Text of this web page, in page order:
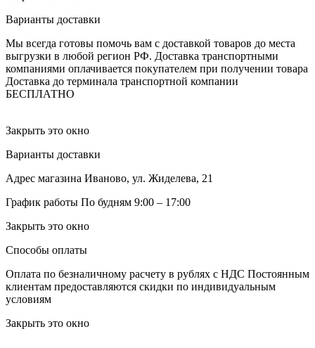
Варианты доставки
Мы всегда готовы помочь вам с доставкой товаров до места
выгрузки в любой регион РФ. Доставка транспортными
компаниями оплачивается покупателем при получении товара
Доставка до терминала транспортной компании
БЕСПЛАТНО
Закрыть это окно
Варианты доставки
Адрес магазина Иваново, ул. Жиделева, 21
График работы По будням 9:00 – 17:00
Закрыть это окно
Способы оплаты
Оплата по безналичному расчету в рублях с НДС Постоянным
клиентам предоставляются скидки по индивидуальным
условиям
Закрыть это окно